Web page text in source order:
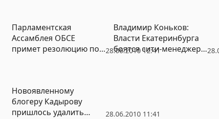
sovetikus»
28.06.2010 12:41
Парламентская
Ассамблея ОБСЕ
примет резолюцию по
Владимир Коньков:
Власти Екатеринбурга
боятся сити-менеджера,
28.06.2010 11:41
Новоявленному
блогеру Кадырову
пришлось удалить